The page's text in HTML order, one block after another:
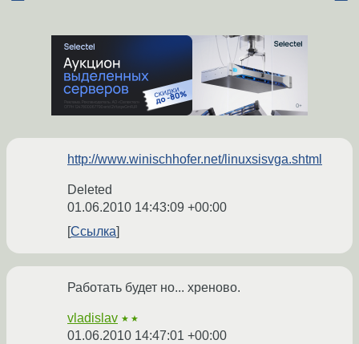
http://www.winischhofer.net/linuxsisvga.shtml
Deleted
01.06.2010 14:43:09 +00:00
Ссылка
Работать будет но... хреново.
vladislav ★★
01.06.2010 14:47:01 +00:00